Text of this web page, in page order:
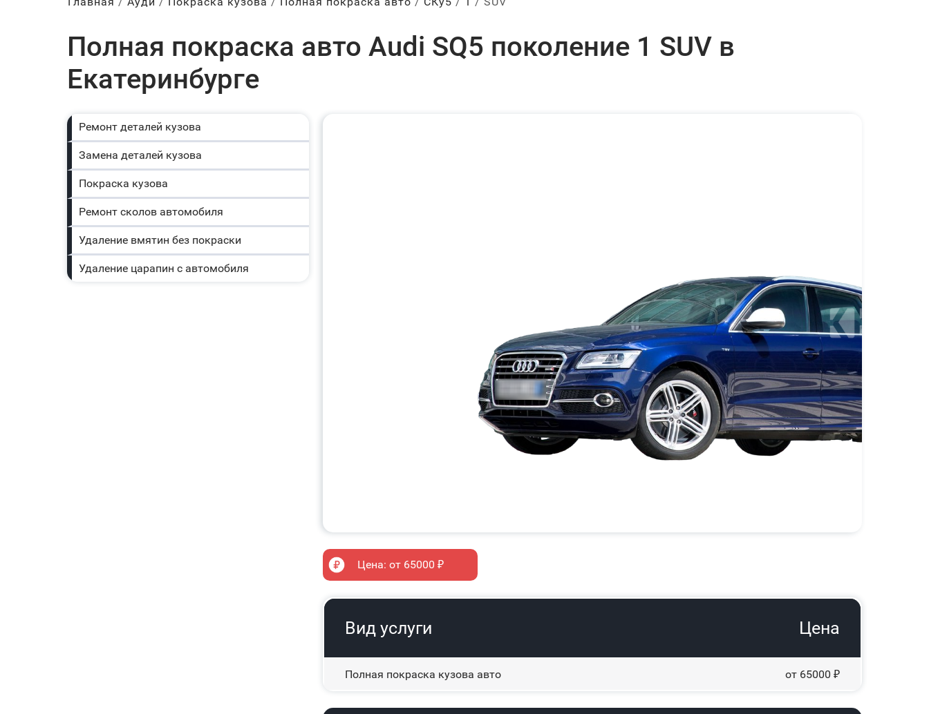
Полная покраска авто Audi SQ5 поколение 1 SUV в
Екатеринбурге
Цена: от 65000 ₽
Вид услуги Цена
Полная покраска кузова авто от 65000 ₽
Ремонт деталей кузова
Замена деталей кузова
Покраска кузова
Ремонт сколов автомобиля
Удаление вмятин без покраски
Удаление царапин с автомобиля